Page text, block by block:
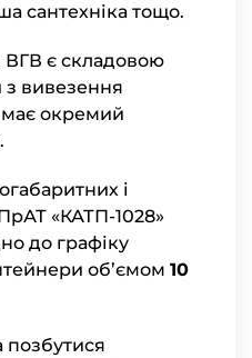
сантехніка тощо.
ВГВ є складовою
з вивезення
має окремий
і
«КАТП-1028»
до графіку
об’ємом 10
позбутися